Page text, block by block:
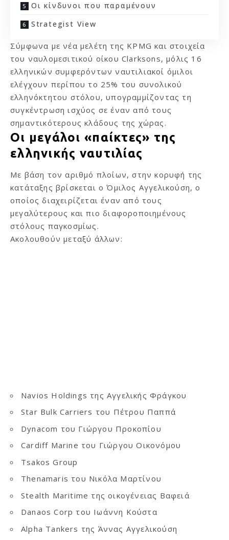
Οι κίνδυνοι που παραμένουν
Strategist View
Σύμφωνα με νέα μελέτη της KPMG και στοιχεία
του ναυλομεσιτικού οίκου Clarksons, μόλις 16
ελληνικών συμφερόντων ναυτιλιακοί όμιλοι
ελέγχουν περίπου το 25% του συνολικού
ελληνόκτητου στόλου, υπογραμμίζοντας τη
συγκέντρωση ισχύος σε έναν από τους
σημαντικότερους κλάδους της χώρας.
Οι μεγάλοι «παίκτες» της
ελληνικής ναυτιλίας
Με βάση τον αριθμό πλοίων, στην κορυφή της
κατάταξης βρίσκεται ο Όμιλος Αγγελικούση, ο
οποίος διαχειρίζεται έναν από τους
μεγαλύτερους και πιο διαφοροποιημένους
στόλους παγκοσμίως.
Ακολουθούν μεταξύ άλλων:
Navios Holdings της Αγγελικής Φράγκου
Star Bulk Carriers του Πέτρου Παππά
Dynacom του Γιώργου Προκοπίου
Cardiff Marine του Γιώργου Οικονόμου
Tsakos Group
Thenamaris του Νικόλα Μαρτίνου
Stealth Maritime της οικογένειας Βαφειά
Danaos Corp του Ιωάννη Κούστα
Alpha Tankers της Άννας Αγγελικούση